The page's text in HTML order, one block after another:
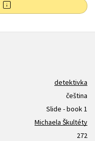
detektivka
čeština
Slide - book 1
Michaela Škultéty
272